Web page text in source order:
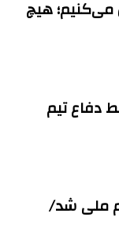
می‌کنیم؛ هیچ
دفاع تیم
ملی شد/